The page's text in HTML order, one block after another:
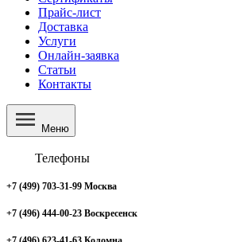
Прайс-лист
Доставка
Услуги
Онлайн-заявка
Статьи
Контакты
Меню
Телефоны
+7 (499) 703-31-99 Москва
+7 (496) 444-00-23 Воскресенск